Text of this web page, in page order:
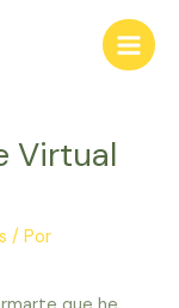
Main
Virtual
/ Por